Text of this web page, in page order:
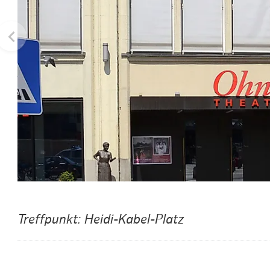
Routen &
Historisches
Grüne
Erlebnis,
Treffpunkt: Heidi-Kabel-Platz